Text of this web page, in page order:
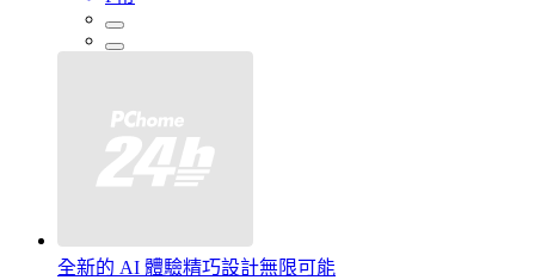
全新的 AI 體驗精巧設計無限可能